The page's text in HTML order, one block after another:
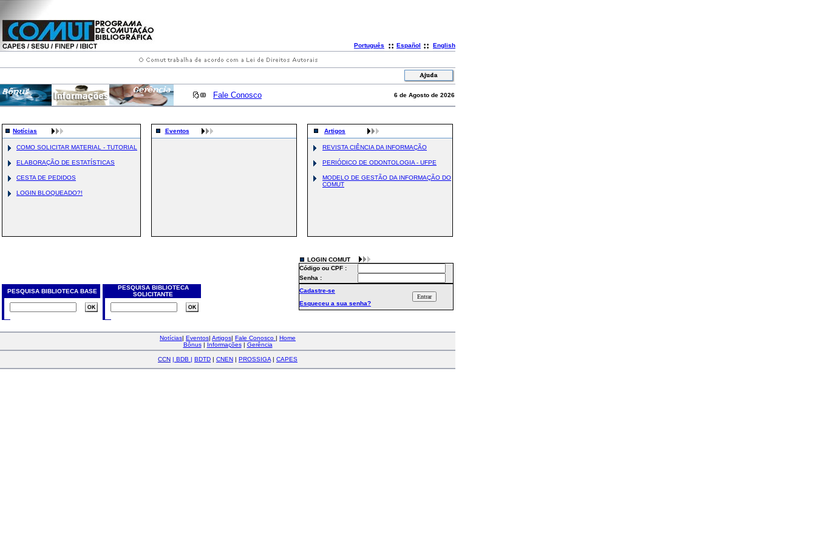
Português :: Español :: English
Fale Conosco 6 de Agosto de 2026
Notícias
COMO SOLICITAR MATERIAL - TUTORIAL
ELABORAÇÃO DE ESTATÍSTICAS
CESTA DE PEDIDOS
LOGIN BLOQUEADO?!
Eventos Artigos
REVISTA CIÊNCIA DA INFORMAÇÃO
PERIÓDICO DE ODONTOLOGIA - UFPE
MODELO DE GESTÃO DA INFORMAÇÃO DO
COMUT
PESQUISA BIBLIOTECA BASE
PESQUISA BIBLIOTECA
SOLICITANTE
LOGIN COMUT
Código ou CPF :
Senha :
Cadastre-se
Esqueceu a sua senha?
Notícias| Eventos| Artigos| Fale Conosco | Home
Bônus| Informações| Gerência
CCN | BDB | BDTD | CNEN | PROSSIGA | CAPES